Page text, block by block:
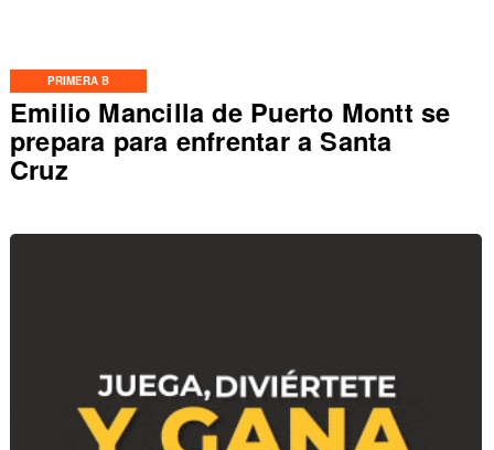
PRIMERA B
Emilio Mancilla de Puerto Montt se
prepara para enfrentar a Santa
Cruz